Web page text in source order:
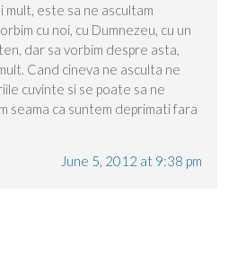
mult, este sa ne ascultam
cu noi, cu Dumnezeu, cu un
dar sa vorbim despre asta,
Cand cineva ne asculta ne
cuvinte si se poate sa ne
seama ca suntem deprimati fara
June 5, 2012 at 9:38 pm